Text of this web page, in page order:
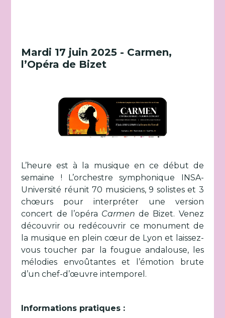
Mardi 17 juin 2025 - Carmen,
l’Opéra de Bizet
L’heure est à la musique en ce début de
semaine ! L’orchestre symphonique INSA-
Université réunit 70 musiciens, 9 solistes et 3
chœurs pour interpréter une version
concert de l’opéra Carmen de Bizet. Venez
découvrir ou redécouvrir ce monument de
la musique en plein cœur de Lyon et laissez-
vous toucher par la fougue andalouse, les
mélodies envoûtantes et l’émotion brute
d’un chef-d’œuvre intemporel.
Informations pratiques :